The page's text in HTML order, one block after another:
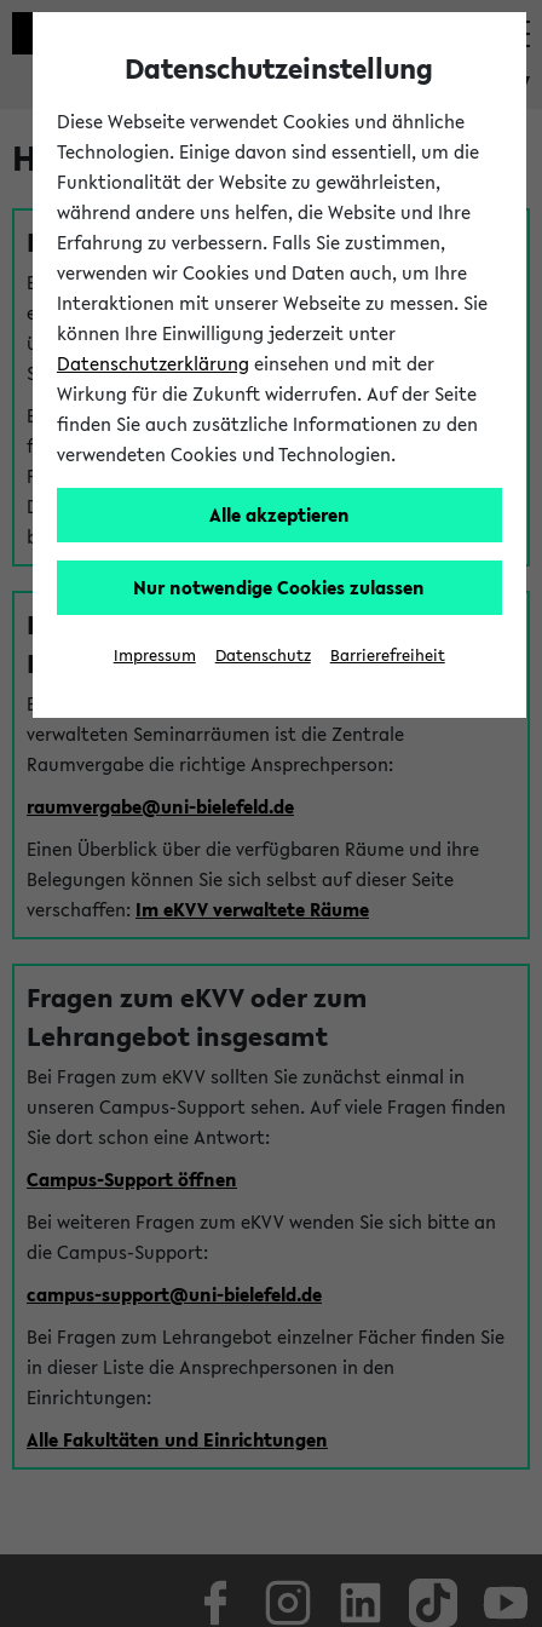
eKVV
Hilfe & Kontakt
Fragen zu einzelnen Veranstaltungen
Bei inhaltlichen und organisatorischen Fragen zu
einzelnen Veranstaltungen finden Sie Ansprechpersonen
über denFragen-Link bei jeder Veranstaltung. Der BIS
Support kann hier meist keine direkte Hilfe leisten.
Bei Veranstaltungen mit eKVV Teilnahmemanagement
finden Sie eine Auskunft über die Personen, die Ihre
Platzzuteilung im eKVV eingetragen haben, auf der
Detailseite zum Teilnahmemanagement der
betreffenden Veranstaltung.
Fragen zu im eKVV verwalteten
Räumen
Bei Fragen zur Vergabe von Hörsälen und vom eKVV
verwalteten Seminarräumen ist die Zentrale
Raumvergabe die richtige Ansprechperson:
raumvergabe@uni-bielefeld.de
Einen Überblick über die verfügbaren Räume und ihre
Belegungen können Sie sich selbst auf dieser Seite
verschaffen: Im eKVV verwaltete Räume
Fragen zum eKVV oder zum
Lehrangebot insgesamt
Bei Fragen zum eKVV sollten Sie zunächst einmal in
unseren Campus-Support sehen. Auf viele Fragen finden
Sie dort schon eine Antwort:
Campus-Support öffnen
Bei weiteren Fragen zum eKVV wenden Sie sich bitte an
die Campus-Support:
campus-support@uni-bielefeld.de
Bei Fragen zum Lehrangebot einzelner Fächer finden Sie
in dieser Liste die Ansprechpersonen in den
Einrichtungen:
Alle Fakultäten und Einrichtungen
Datenschutzeinstellung
Diese Webseite verwendet Cookies und ähnliche
Technologien. Einige davon sind essentiell, um die
Funktionalität der Website zu gewährleisten,
während andere uns helfen, die Website und Ihre
Erfahrung zu verbessern. Falls Sie zustimmen,
verwenden wir Cookies und Daten auch, um Ihre
Interaktionen mit unserer Webseite zu messen. Sie
können Ihre Einwilligung jederzeit unter
Datenschutzerklärung einsehen und mit der
Wirkung für die Zukunft widerrufen. Auf der Seite
finden Sie auch zusätzliche Informationen zu den
verwendeten Cookies und Technologien.
Alle akzeptieren
Nur notwendige Cookies zulassen
Impressum Datenschutz Barrierefreiheit